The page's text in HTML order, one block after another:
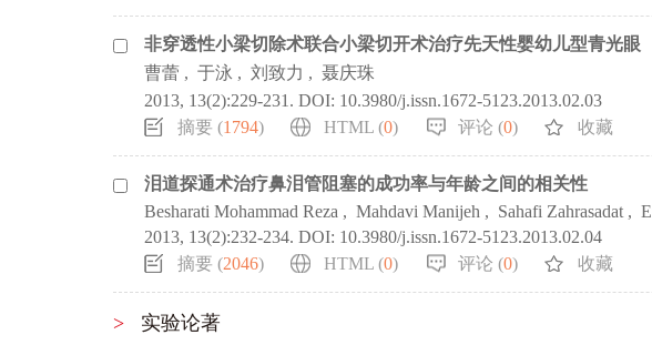
非穿透性小梁切除术联合小梁切开术治疗先天性婴幼儿型青光眼
曹蕾 , 于泳 , 刘致力 , 聂庆珠
2013, 13(2):229-231. DOI: 10.3980/j.issn.1672-5123.2013.02.03
摘要 (1794) HTML (0) 评论 (0) 收藏
泪道探通术治疗鼻泪管阻塞的成功率与年龄之间的相关性
Besharati Mohammad Reza , Mahdavi Manijeh , Sahafi Zahrasadat ,
2013, 13(2):232-234. DOI: 10.3980/j.issn.1672-5123.2013.02.04
摘要 (2046) HTML (0) 评论 (0) 收藏
> 实验论著